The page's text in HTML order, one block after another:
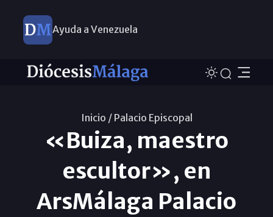
Ayuda a Venezuela
Inicio / Palacio Episcopal
«Buiza, maestro
escultor», en
ArsMálaga Palacio